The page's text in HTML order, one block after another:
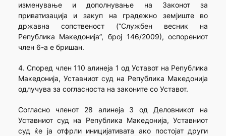
изменување и дополнување на Законот за
приватизација и закуп на градежно земјиште во
државна сопственост (“Службен весник на
Република Македонија”, број 146/2009), оспорениот
член 6-а е бришан.
4. Според член 110 алинеја 1 од Уставот на Република
Македонија, Уставниот суд на Република Македонија
одлучува за согласноста на законите со Уставот.
Согласно членот 28 алинеја 3 од Деловникот на
Уставниот суд на Република Македонија, Уставниот
суд ќе ја отфрли иницијативата ако постојат други